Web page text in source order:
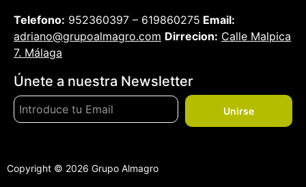
Telefono: 952360397 – 619860275 Email:
adriano@grupoalmagro.com Dirrecion: Calle Malpica
7. Málaga
Únete a nuestra Newsletter
Unirse
Copyright © 2026 Grupo Almagro